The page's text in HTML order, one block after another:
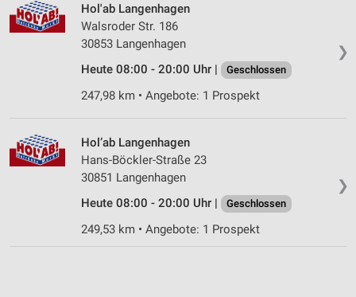
❯
Hol'ab Langenhagen
Walsroder Str. 186
30853 Langenhagen
Heute 08:00 - 20:00 Uhr |
Geschlossen
247,98 km • Angebote: 1 Prospekt
❯
Hol’ab Langenhagen
Hans-Böckler-Straße 23
30851 Langenhagen
Heute 08:00 - 20:00 Uhr |
Geschlossen
249,53 km • Angebote: 1 Prospekt